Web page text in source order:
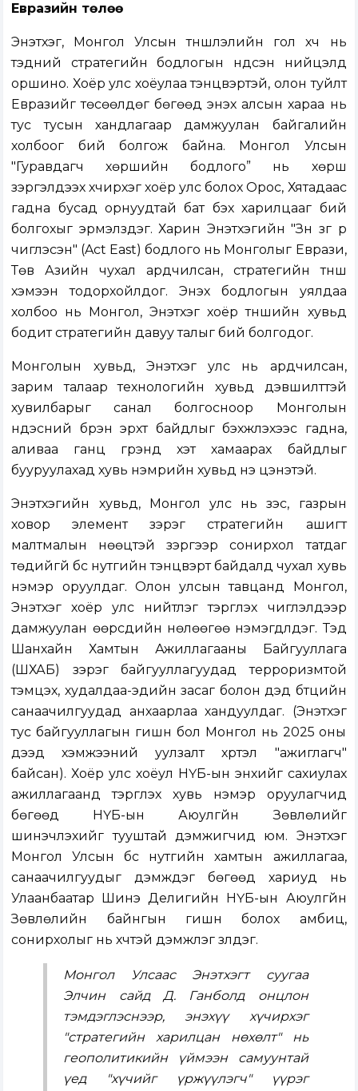
Евразийн төлөө
Энэтхэг, Монгол Улсын түншлэлийн гол хүч нь
тэдний стратегийн бодлогын үндсэн нийцэлд
оршино. Хоёр улс хоёулаа тэнцвэртэй, олон туйлт
Евразийг төсөөлдөг бөгөөд энэхүү алсын хараа нь
тус тусын хандлагаар дамжуулан байгалийн
холбоог бий болгож байна. Монгол Улсын
"Гуравдагч хөршийн бодлого” нь хөрш
зэргэлдээх хүчирхэг хоёр улс болох Орос, Хятадаас
гадна бусад орнуудтай бат бэх харилцааг бий
болгохыг эрмэлздэг. Харин Энэтхэгийн "Зүүн зүг рүү
чиглэсэн" (Act East) бодлого нь Монголыг Еврази,
Төв Азийн чухал ардчилсан, стратегийн түнш
хэмээн тодорхойлдог. Энэхүү бодлогын уялдаа
холбоо нь Монгол, Энэтхэг хоёр түншийн хувьд
бодит стратегийн давуу талыг бий болгодог.
Монголын хувьд, Энэтхэг улс нь ардчилсан,
зарим талаар технологийн хувьд дэвшилттэй
хувилбарыг санал болгосноор Монголын
үндэсний бүрэн эрхт байдлыг бэхжүүлэхээс гадна,
аливаа ганц гүрэнд хэт хамаарах байдлыг
бууруулахад хувь нэмрийн хувьд үнэ цэнэтэй.
Энэтхэгийн хувьд, Монгол улс нь зэс, газрын
ховор элемент зэрэг стратегийн ашигт
малтмалын нөөцтэй зэргээр сонирхол татдаг
төдийгүй бүс нутгийн тэнцвэрт байдалд чухал хувь
нэмэр оруулдаг. Олон улсын тавцанд Монгол,
Энэтхэг хоёр улс нийтлэг тэргүүлэх чиглэлүүдээр
дамжуулан өөрсдийн нөлөөгөө нэмэгдүүлдэг. Тэд
Шанхайн Хамтын Ажиллагааны Байгууллага
(ШХАБ) зэрэг байгууллагуудад терроризмтой
тэмцэх, худалдаа-эдийн засаг болон дэд бүтцийн
санаачилгуудад анхаарлаа хандуулдаг. (Энэтхэг
тус байгууллагын гишүүн бол Монгол нь 2025 оны
дээд хэмжээний уулзалт хүртэл "ажиглагч"
байсан). Хоёр улс хоёул НҮБ-ын энхийг сахиулах
ажиллагаанд тэргүүлэх хувь нэмэр оруулагчид
бөгөөд НҮБ-ын Аюулгүйн Зөвлөлийг
шинэчлэхийг тууштай дэмжигчид юм. Энэтхэг
Монгол Улсын бүс нутгийн хамтын ажиллагаа,
санаачилгуудыг дэмждэг бөгөөд хариуд нь
Улаанбаатар Шинэ Делигийн НҮБ-ын Аюулгүйн
Зөвлөлийн байнгын гишүүн болох амбиц,
сонирхолыг нь хүчтэй дэмжлэг үзүүлдэг.
Монгол Улсаас Энэтхэгт суугаа
Элчин сайд Д. Ганболд онцлон
тэмдэглэснээр, энэхүү хүчирхэг
"стратегийн харилцан нөхөлт" нь
геополитикийн үймээн самуунтай
үед "хүчийг үржүүлэгч" үүрэг